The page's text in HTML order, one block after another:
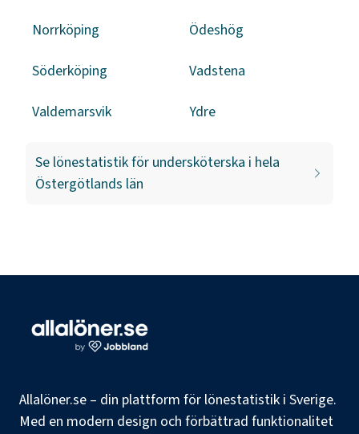
Norrköping Ödeshög
Söderköping Vadstena
Valdemarsvik Ydre
Se lönestatistik för undersköterska i hela
Östergötlands län
Allalöner.se – din plattform för lönestatistik i Sverige.
Med en modern design och förbättrad funktionalitet